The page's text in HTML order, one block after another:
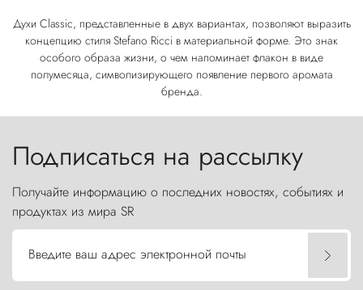
Духи Classic, представленные в двух вариантах, позволяют выразить
концепцию стиля Stefano Ricci в материальной форме. Это знак
особого образа жизни, о чем напоминает флакон в виде
полумесяца, символизирующего появление первого аромата
бренда.
Подписаться на рассылку
Получайте информацию о последних новостях, событиях и
продуктах из мира SR
Введите ваш адрес электронной почты